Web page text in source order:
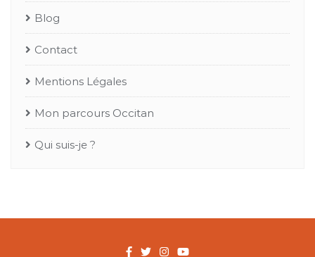
Blog
Contact
Mentions Légales
Mon parcours Occitan
Qui suis-je ?